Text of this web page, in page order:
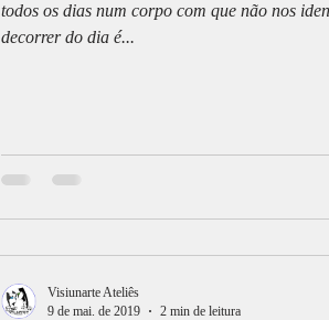
todos os dias num corpo com que não nos
decorrer do dia é...
Visiunarte Ateliês
9 de mai. de 2019
2 min de leitura